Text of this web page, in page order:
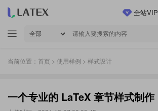
全站VIP
当前位置： 首页 > 使用样例 > 样式设计
一个专业的 LaTeX 章节样式制作